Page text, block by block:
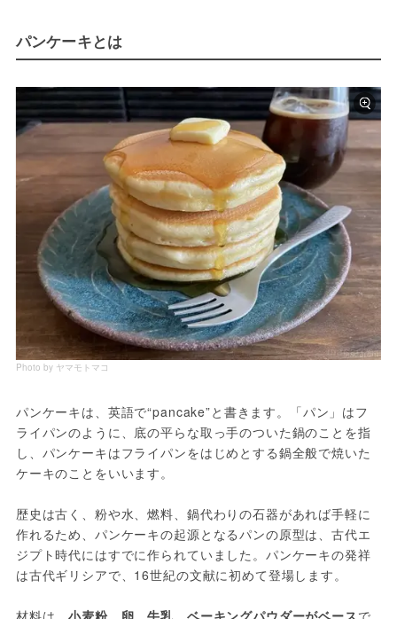
パンケーキとは
Photo by ヤマモトマコ
パンケーキは、英語で“pancake”と書きます。「パン」はフ
ライパンのように、底の平らな取っ手のついた鍋のことを指
し、パンケーキはフライパンをはじめとする鍋全般で焼いた
ケーキのことをいいます。
歴史は古く、粉や水、燃料、鍋代わりの石器があれば手軽に
作れるため、パンケーキの起源となるパンの原型は、古代エ
ジプト時代にはすでに作られていました。パンケーキの発祥
は古代ギリシアで、16世紀の文献に初めて登場します。
材料は、小麦粉、卵、牛乳、ベーキングパウダーがベースで